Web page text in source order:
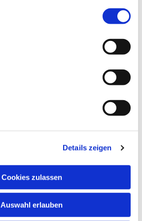
Details zeigen
Cookies zulassen
Auswahl erlauben